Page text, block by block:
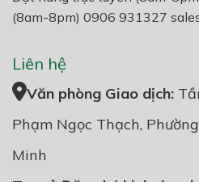
(8am-8pm) 0906 931327
Liên hệ
Văn phòng Giao dịch:
Phạm Ngọc Thạch,
Minh